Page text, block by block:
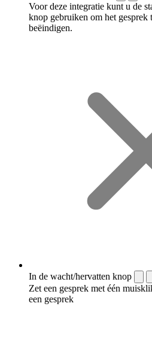
Voor deze integratie kunt u de
knop gebruiken om het gesprek
beëindigen.
In de wacht/hervatten knop
Zet een gesprek met één
een gesprek